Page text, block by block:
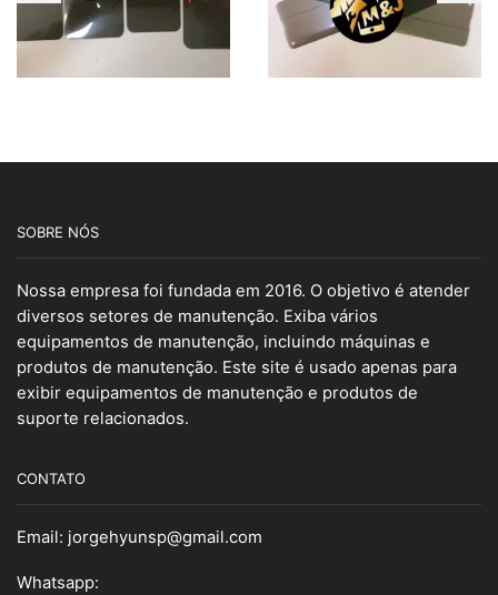
SOBRE NÓS
Nossa empresa foi fundada em 2016. O objetivo é atender
diversos setores de manutenção. Exiba vários
equipamentos de manutenção, incluindo máquinas e
produtos de manutenção. Este site é usado apenas para
exibir equipamentos de manutenção e produtos de
suporte relacionados.
CONTATO
Email: jorgehyunsp@gmail.com
Whatsapp: